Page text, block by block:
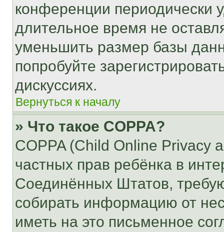
конференции периодически
длительное время не
уменьшить размер базы
попробуйте
дискуссиях.
Вернуться к началу
» Что такое COPPA?
COPPA (Child Online Privacy
частных прав ребёнка в
Соединённых Штатов,
собирать информацию от
иметь на это письменное